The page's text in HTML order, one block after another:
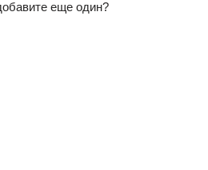
еще один?